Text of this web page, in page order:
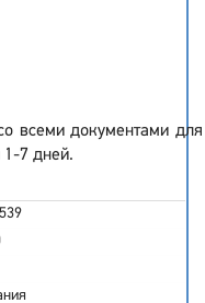
всеми документами для
1-7 дней.